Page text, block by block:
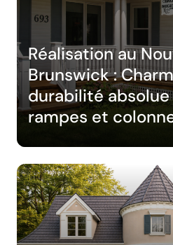
Réalisation au
Brunswick :
durabilité absolue
rampes et